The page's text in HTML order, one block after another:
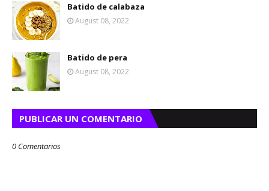
Batido de calabaza
August 08, 2022
Batido de pera
August 08, 2022
PUBLICAR UN COMENTARIO
0 Comentarios